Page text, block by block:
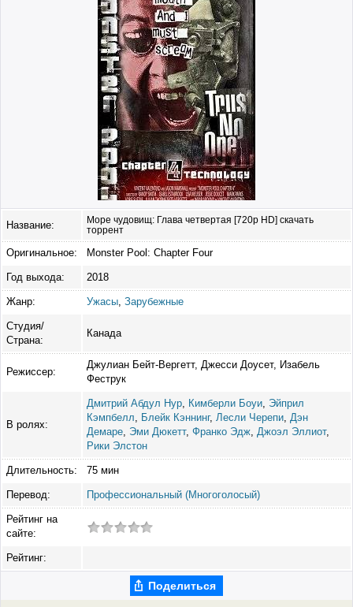
Название:
Море чудовищ: Глава четвертая [720p HD] скачать
торрент
Оригинальное: Monster Pool: Chapter Four
Год выхода: 2018
Жанр: Ужасы Зарубежные
Студия/
Страна:
Канада
Режиссер:
Джулиан Бейт-Вергетт, Джесси Доусет, Изабель
Феструк
В ролях:
Дмитрий Абдул Нур Кимберли Боуи Эйприл
Кэмпбелл
Блейк Кэннинг, Лесли Черепи Дэн
Демаре Эми Дюкетт, Франко Эдж Джоэл Эллиот,
Рики Элстон
Длительность: 75 мин
Перевод: Профессиональный (Многоголосый)
Рейтинг на
сайте:
Рейтинг:
Поделиться